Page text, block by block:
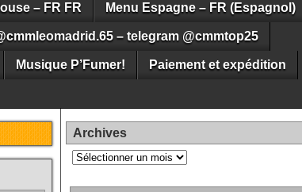
– FR FR Menu Espagne – FR (Espagnol)
– telegram @cmmtop25
Musique P’Fumer! Paiement et expédition
Archives
Archives